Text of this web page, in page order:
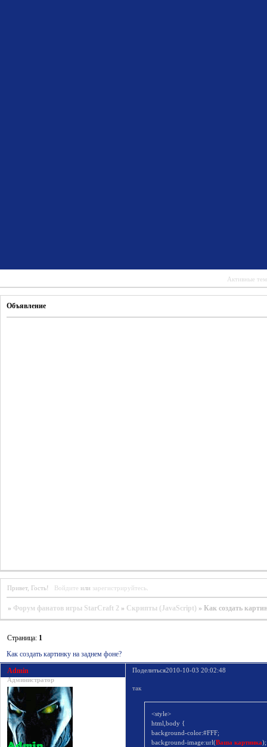
Активные
Объявление
Привет, Гость! Войдите или зарегистрируйтесь.
» Форум фанатов игры StarCraft 2 » Скрипты (JavaScript) »Как создать
Как создать картинку на заднем фоне?
Страница: 1
Поделиться2010-10-03 20:02:48
Admin
Администратор
так
<style>
html,body {
background-color:#FFF;
background-image:url(Ваша картинка);